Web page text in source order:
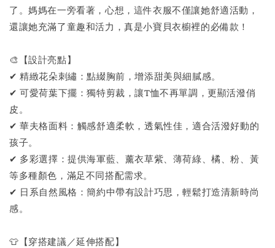
了。媽媽在一旁看著，心想，這件衣服不僅讓她舒適活動，
還讓她充滿了童趣和活力，真是小寶貝衣櫥裡的必備款！
🎨【設計亮點】
✔ 精緻花朵刺繡：點綴胸前，增添甜美與細膩感。
✔ 可愛荷葉下擺：獨特剪裁，讓T恤不再單調，更顯活潑俏
皮。
✔ 華夫格面料：觸感舒適柔軟，透氣性佳，適合活潑好動的
孩子。
✔ 多彩選擇：提供海軍藍、薰衣草紫、薄荷綠、橘、粉、黃
等多種顏色，滿足不同搭配需求。
✔ 日系自然風格：簡約中帶有設計巧思，輕鬆打造清新時尚
感。
👕【穿搭建議／延伸搭配】